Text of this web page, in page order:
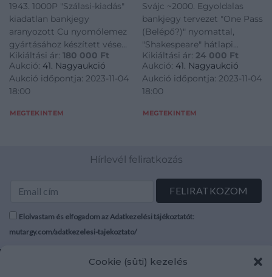
Cookie (süti) kezelés
(magaslemez), Horváth
Endre tervei alapján,
üvegezett keretben
(86x179mm) R! /
Hungary 1943. 1000
Pengő „Szálasi issue”
gilt Cu positive pr
1943. 1000P "Szálasi-kiadás"
kiadatlan bankjegy
aranyozott Cu nyomólemez
gyártásához készített véset
pozitív lemeze
(magaslemez), Horváth
Endre tervei alapján,
üvegezett keretben
Kikiáltási ár: 180 000 Ft
Aukció: 41. Nagyaukció
Aukció időpontja: 2023-11-04
18:00
MEGTEKINTEM
Rue bankjegynyomda
kiadásában (6x)
T:UNC,AU / Switzerland
~2000. One-sided test
banknote with „One
Pass (as a ticket?)”
print, with „Shake
Svájc ~2000. Egyoldalas
bankjegy tervezet "One Pass
(Belépő?)" nyomattal,
"Shakespeare" hátlapi
tervezettel, a De La Rue
bankjegynyomda
kiadásában (6x) T:UNC,AU /
Switzerland ~2000. One-
Kikiáltási ár: 24 000 Ft
Aukció: 41. Nagyaukció
Aukció időpontja: 2023-11-04
18:00
MEGTEKINTEM
Hírlevél feliratkozás
Elolvastam és elfogadom az Adatkezelési tájékoztatót:
mutargy.com/adatkezelesi-tajekoztato/
Áraink